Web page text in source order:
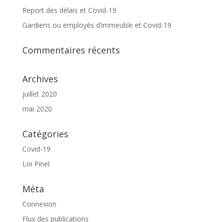
Report des délais et Covid-19
Gardiens ou employés d’immeuble et Covid-19
Commentaires récents
Archives
juillet 2020
mai 2020
Catégories
Covid-19
Loi Pinel
Méta
Connexion
Flux des publications